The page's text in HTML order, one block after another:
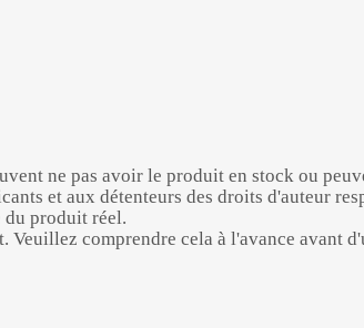
ne pas avoir le produit en stock ou
et aux détenteurs des droits d'auteur
du produit réel.
comprendre cela à l'avance avant